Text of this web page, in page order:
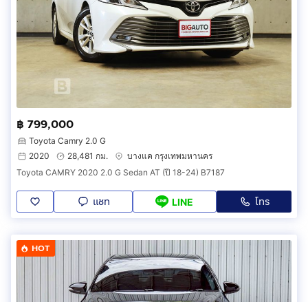
฿ 799,000
Toyota Camry 2.0 G
2020
28,481 กม.
บางแค กรุงเทพมหานคร
Toyota CAMRY 2020 2.0 G Sedan AT (ปี 18-24) B7187
แชท LINE โทร
HOT